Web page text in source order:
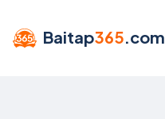
Baitap365.com